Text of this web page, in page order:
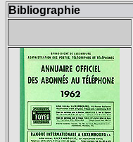
Bibliographie